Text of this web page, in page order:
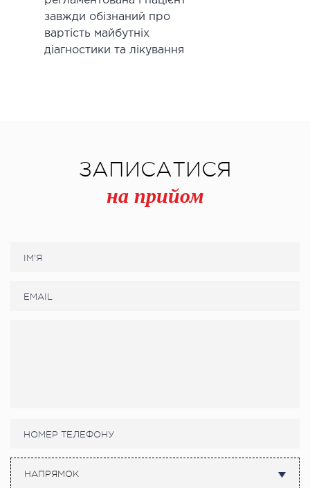
завжди обізнаний про
вартість майбутніх
діагностики та лікування
ЗАПИСАТИСЯ
на прийом
НАПРЯМОК